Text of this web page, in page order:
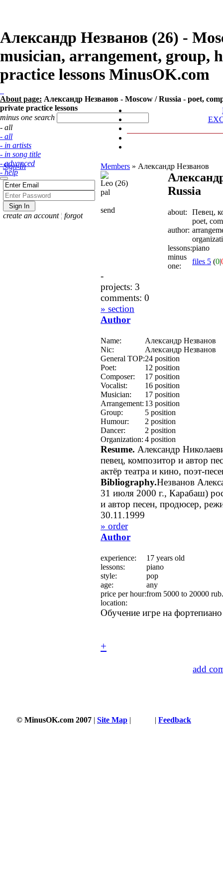
Александр Незванов (26) -
musician, arrangement, group,
practice lessons MinusOK.com
About page: Александр Незванов - Moscow / Russia - poet,
private practice lessons
minus one search
- all
- all
- in artists
- in song title
- advanced
- help
Sign-In
create an account ¦ forgot
Members » Александр Незванов
Leo (26)
pal
send
Russia
about: Певец,
author:
poet,
lessons:piano
minus
one:
files 5 (0|
-
projects: 3
comments: 0
» section
Author
Name:
Александр Незванов
Nic:
Александр Незванов
General TOP:24 position
Poet:
12 position
Composer:
17 position
Vocalist:
16 position
Musician:
17 position
Arrangement: 13 position
Group:
5 position
Humour:
2 position
Dancer:
2 position
Organization: 4 position
Resume. Александр
певец, композитор и автор
актёр театра и кино, поэт-
Bibliography.Незванов
31 июля 2000 г., Карабаш)
и автор песен, продюсер,
30.11.1999
» order
Author
experience:
17 years old
lessons:
piano
style:
pop
age:
any
price per hour:from 5000 to 20000 rub.
location:
Обучение игре на фортепиано
+
add
© MinusOK.com 2007 | Site Map | | Feedback